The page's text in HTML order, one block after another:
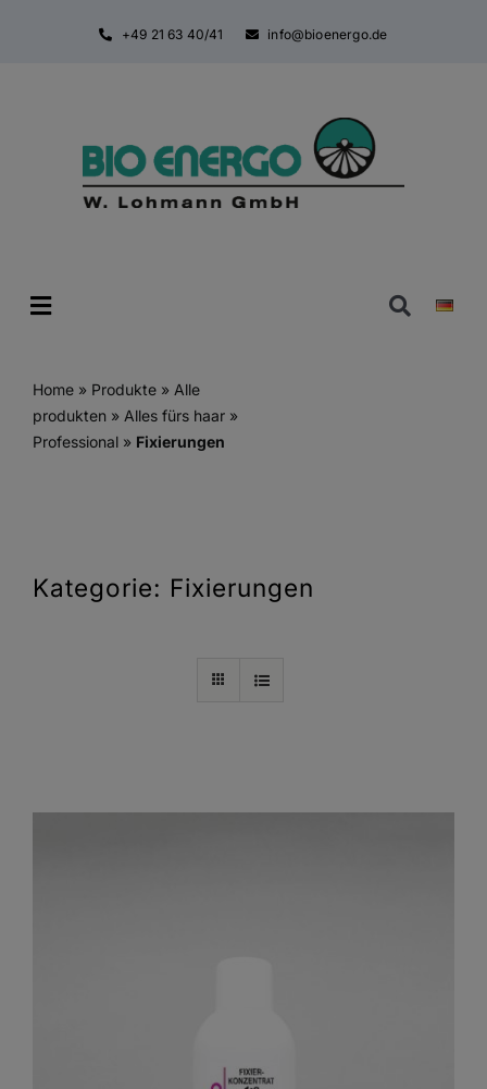
+49 21 63 40/41 info@bioenergo.de
Toggle
Home» Produkte» Alle
produkten » Alles fürs haar»
Professional» Fixierungen
Kategorie: Fixierungen